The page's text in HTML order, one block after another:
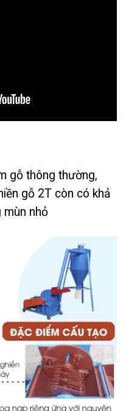
gỗ thông thường,
gỗ 2T còn có khả
mùn nhỏ